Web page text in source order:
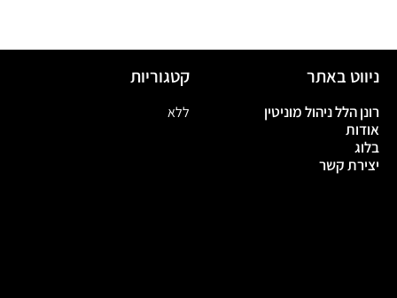
ניווט באתר
רונן הלל ניהול מוניטין
אודות
בלוג
יצירת קשר
קטגוריות
ללא